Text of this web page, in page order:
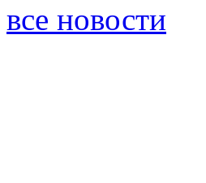
все новости